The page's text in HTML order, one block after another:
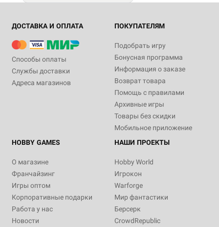
ДОСТАВКА И ОПЛАТА
Способы оплаты
Службы доставки
Адреса магазинов
ПОКУПАТЕЛЯМ
Подобрать игру
Бонусная программа
Информация о заказе
Возврат товара
Помощь с правилами
Архивные игры
Товары без скидки
Мобильное приложение
HOBBY GAMES
О магазине
Франчайзинг
Игры оптом
Корпоративные подарки
Работа у нас
Новости
НАШИ ПРОЕКТЫ
Hobby World
Игрокон
Warforge
Мир фантастики
Берсерк
CrowdRepublic